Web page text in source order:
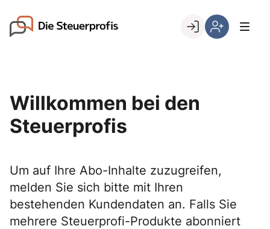
content
Go to landing page.
sind
Willkommen bei den
Steuerprofis
Um auf Ihre Abo-Inhalte zuzugreifen,
melden Sie sich bitte mit Ihren
bestehenden Kundendaten an. Falls Sie
mehrere Steuerprofi-Produkte abonniert